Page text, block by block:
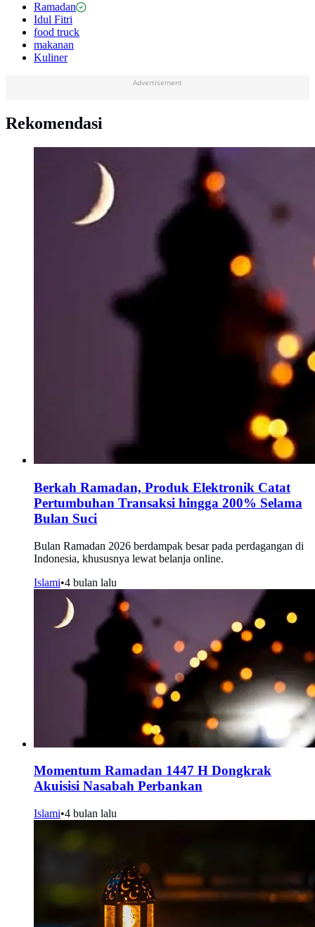
Ramadan
Idul Fitri
food truck
makanan
Kuliner
Advertisement
Rekomendasi
Berkah Ramadan, Produk Elektronik Catat
Pertumbuhan Transaksi hingga 200% Selama
Bulan Suci
Bulan Ramadan 2026 berdampak besar pada perdagangan di
Indonesia, khususnya lewat belanja online.
Islami•4 bulan lalu
Momentum Ramadan 1447 H Dongkrak
Akuisisi Nasabah Perbankan
Islami•4 bulan lalu